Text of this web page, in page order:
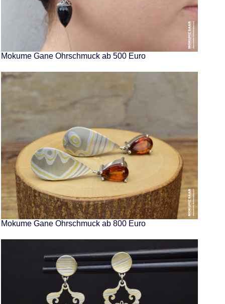
Mokume Gane Ohrschmuck ab 500 Euro
Mokume Gane Ohrschmuck ab 800 Euro